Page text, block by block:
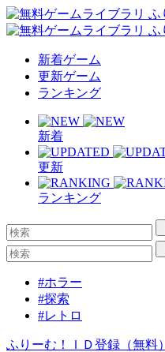
新着ゲーム
更新ゲーム
ランキング
新着
更新
ランキング
#ホラー
#探索
#レトロ
ふりーむ！ＩＤ登録（無料）